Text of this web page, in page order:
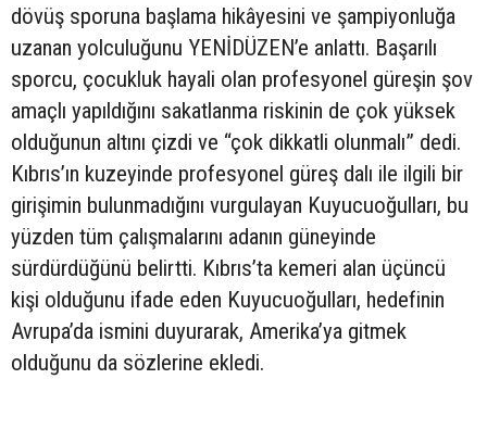
dövüş sporuna başlama hikâyesini ve şampiyonluğa
uzanan yolculuğunu YENİDÜZEN’e anlattı. Başarılı
sporcu, çocukluk hayali olan profesyonel güreşin şov
amaçlı yapıldığını sakatlanma riskinin de çok yüksek
olduğunun altını çizdi ve “çok dikkatli olunmalı” dedi.
Kıbrıs’ın kuzeyinde profesyonel güreş dalı ile ilgili bir
girişimin bulunmadığını vurgulayan Kuyucuoğulları, bu
yüzden tüm çalışmalarını adanın güneyinde
sürdürdüğünü belirtti. Kıbrıs’ta kemeri alan üçüncü
kişi olduğunu ifade eden Kuyucuoğulları, hedefinin
Avrupa’da ismini duyurarak, Amerika’ya gitmek
olduğunu da sözlerine ekledi.